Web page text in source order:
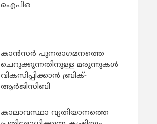
ഐപിഒ
കാന്‍സര്‍ പുനരാഗമനത്തെ
ചെറുക്കുന്നതിനുള്ള മരുന്നുകള്‍
വികസിപ്പിക്കാന്‍ ബ്രിക്-
ആര്‍ജിസിബി
കാലാവസ്ഥാ വ്യതിയാനത്തെ